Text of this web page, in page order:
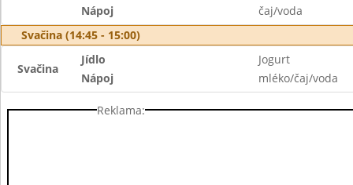
Nápoj
čaj/voda
Svačina (14:45 - 15:00)
Svačina
Jídlo
Jogurt
Nápoj
mléko/čaj/voda
Reklama: